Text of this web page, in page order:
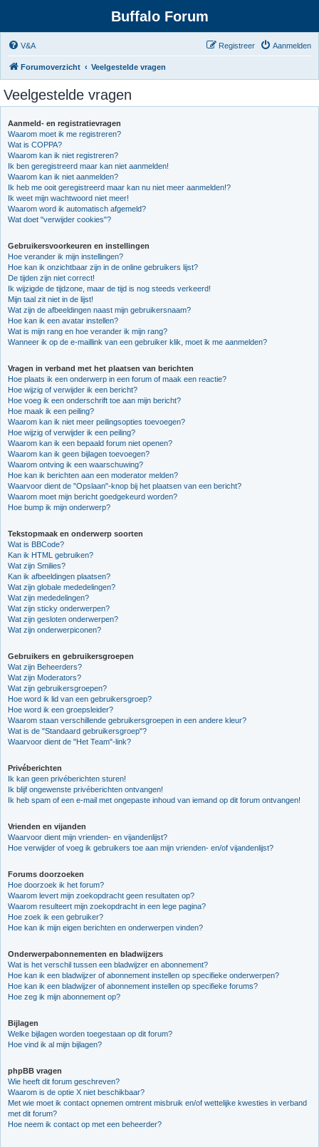
Buffalo Forum
V&A Aanmelden
Registreer
Forumoverzicht Veelgestelde vragen
Veelgestelde vragen
Aanmeld- en registratievragen
Waarom moet ik me registreren?
Wat is COPPA?
Waarom kan ik niet registreren?
Ik ben geregistreerd maar kan niet aanmelden!
Waarom kan ik niet aanmelden?
Ik heb me ooit geregistreerd maar kan nu niet meer aanmelden!?
Ik weet mijn wachtwoord niet meer!
Waarom word ik automatisch afgemeld?
Wat doet "verwijder cookies"?
Gebruikersvoorkeuren en instellingen
Hoe verander ik mijn instellingen?
Hoe kan ik onzichtbaar zijn in de online gebruikers lijst?
De tijden zijn niet correct!
Ik wijzigde de tijdzone, maar de tijd is nog steeds verkeerd!
Mijn taal zit niet in de lijst!
Wat zijn de afbeeldingen naast mijn gebruikersnaam?
Hoe kan ik een avatar instellen?
Wat is mijn rang en hoe verander ik mijn rang?
Wanneer ik op de e-maillink van een gebruiker klik, moet ik me aanmelden?
Vragen in verband met het plaatsen van berichten
Hoe plaats ik een onderwerp in een forum of maak een reactie?
Hoe wijzig of verwijder ik een bericht?
Hoe voeg ik een onderschrift toe aan mijn bericht?
Hoe maak ik een peiling?
Waarom kan ik niet meer peilingsopties toevoegen?
Hoe wijzig of verwijder ik een peiling?
Waarom kan ik een bepaald forum niet openen?
Waarom kan ik geen bijlagen toevoegen?
Waarom ontving ik een waarschuwing?
Hoe kan ik berichten aan een moderator melden?
Waarvoor dient de "Opslaan"-knop bij het plaatsen van een bericht?
Waarom moet mijn bericht goedgekeurd worden?
Hoe bump ik mijn onderwerp?
Tekstopmaak en onderwerp soorten
Wat is BBCode?
Kan ik HTML gebruiken?
Wat zijn Smilies?
Kan ik afbeeldingen plaatsen?
Wat zijn globale mededelingen?
Wat zijn mededelingen?
Wat zijn sticky onderwerpen?
Wat zijn gesloten onderwerpen?
Wat zijn onderwerpiconen?
Gebruikers en gebruikersgroepen
Wat zijn Beheerders?
Wat zijn Moderators?
Wat zijn gebruikersgroepen?
Hoe word ik lid van een gebruikersgroep?
Hoe word ik een groepsleider?
Waarom staan verschillende gebruikersgroepen in een andere kleur?
Wat is de "Standaard gebruikersgroep"?
Waarvoor dient de "Het Team"-link?
Privéberichten
Ik kan geen privéberichten sturen!
Ik blijf ongewenste privéberichten ontvangen!
Ik heb spam of een e-mail met ongepaste inhoud van iemand op dit forum ontvangen!
Vrienden en vijanden
Waarvoor dient mijn vrienden- en vijandenlijst?
Hoe verwijder of voeg ik gebruikers toe aan mijn vrienden- en/of vijandenlijst?
Forums doorzoeken
Hoe doorzoek ik het forum?
Waarom levert mijn zoekopdracht geen resultaten op?
Waarom resulteert mijn zoekopdracht in een lege pagina?
Hoe zoek ik een gebruiker?
Hoe kan ik mijn eigen berichten en onderwerpen vinden?
Onderwerpabonnementen en bladwijzers
Wat is het verschil tussen een bladwijzer en abonnement?
Hoe kan ik een bladwijzer of abonnement instellen op specifieke onderwerpen?
Hoe kan ik een bladwijzer of abonnement instellen op specifieke forums?
Hoe zeg ik mijn abonnement op?
Bijlagen
Welke bijlagen worden toegestaan op dit forum?
Hoe vind ik al mijn bijlagen?
phpBB vragen
Wie heeft dit forum geschreven?
Waarom is de optie X niet beschikbaar?
Met wie moet ik contact opnemen omtrent misbruik en/of wettelijke kwesties in verband
met dit forum?
Hoe neem ik contact op met een beheerder?